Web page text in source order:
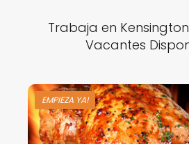
Trabaja en
Vacantes
EMPIEZA YA!